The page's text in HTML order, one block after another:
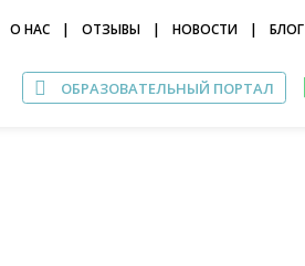
О НАС | ОТЗЫВЫ | НОВОСТИ | БЛОГ
ОБРАЗОВАТЕЛЬНЫЙ ПОРТАЛ